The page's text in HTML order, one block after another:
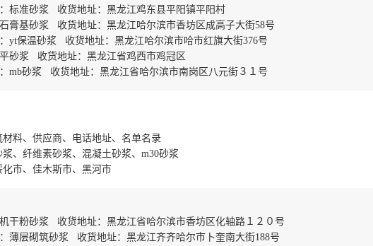
标准砂浆 收货地址：黑龙江鸡东县平阳镇平阳村
膏基砂浆 收货地址：黑龙江哈尔滨市香坊区成高子大街58号
yt保温砂浆 收货地址：黑龙江哈尔滨市哈市红旗大街376号
砂浆 收货地址：黑龙江省鸡西市鸡冠区
mb砂浆 收货地址：黑龙江省哈尔滨市南岗区八元街３１号
材料、供应商、电话地址、名单名录
、纤维素砂浆、混凝土砂浆、m30砂浆
化市、佳木斯市、黑河市
干粉砂浆 收货地址：黑龙江省哈尔滨市香坊区化轴路１２０号
薄层砌筑砂浆 收货地址：黑龙江齐齐哈尔市卜奎南大街188号